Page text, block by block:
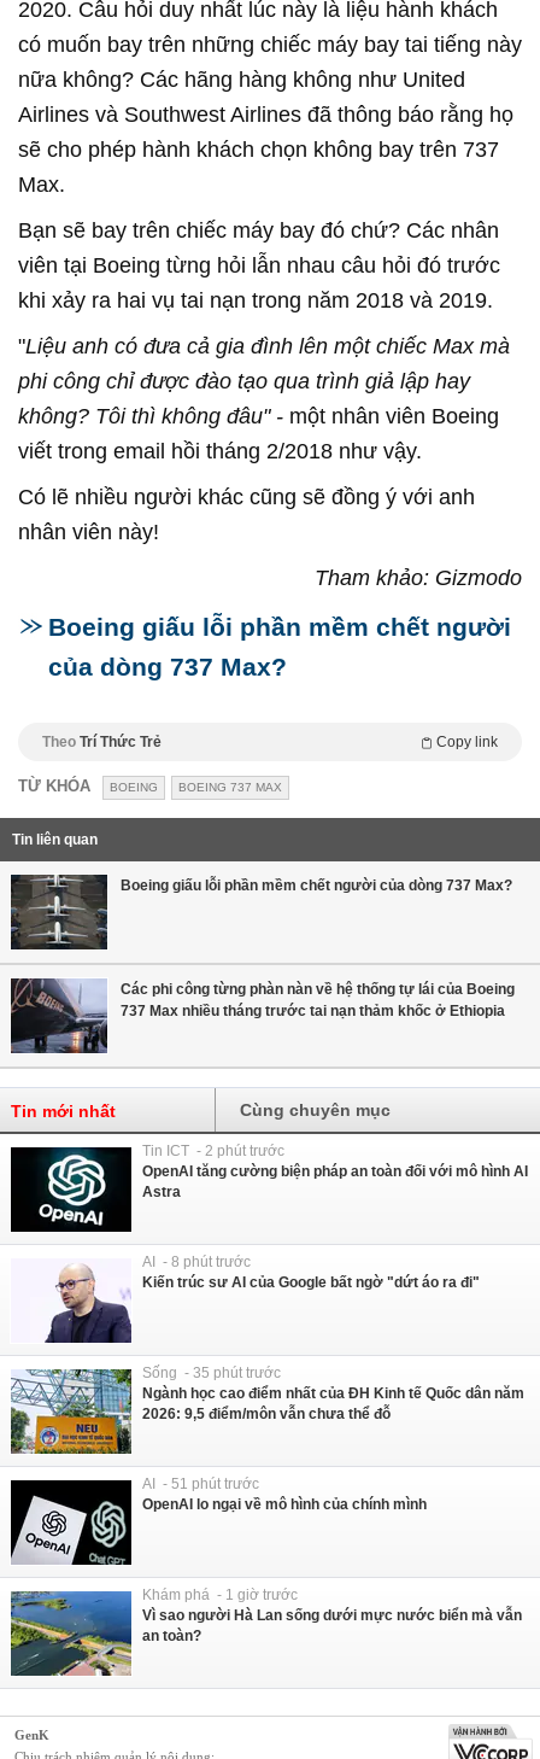
2020. Câu hỏi duy nhất lúc này là liệu hành khách
có muốn bay trên những chiếc máy bay tai tiếng này
nữa không? Các hãng hàng không như United
Airlines và Southwest Airlines đã thông báo rằng họ
sẽ cho phép hành khách chọn không bay trên 737
Max.
Bạn sẽ bay trên chiếc máy bay đó chứ? Các nhân
viên tại Boeing từng hỏi lẫn nhau câu hỏi đó trước
khi xảy ra hai vụ tai nạn trong năm 2018 và 2019.
"Liệu anh có đưa cả gia đình lên một chiếc Max mà
phi công chỉ được đào tạo qua trình giả lập hay
không? Tôi thì không đâu" - một nhân viên Boeing
viết trong email hồi tháng 2/2018 như vậy.
Có lẽ nhiều người khác cũng sẽ đồng ý với anh
nhân viên này!
Tham khảo: Gizmodo
Boeing giấu lỗi phần mềm chết người
của dòng 737 Max?
Theo Trí Thức Trẻ Copy link
TỪ KHÓA BOEING BOEING 737 MAX
Tin liên quan
Boeing giấu lỗi phần mềm chết người của dòng 737 Max?
Các phi công từng phàn nàn về hệ thống tự lái của Boeing
737 Max nhiều tháng trước tai nạn thảm khốc ở Ethiopia
Tin mới nhất Cùng chuyên mục
Tin ICT - 2 phút trước
OpenAI tăng cường biện pháp an toàn đối với mô hình AI
Astra
AI - 8 phút trước
Kiến trúc sư AI của Google bất ngờ "dứt áo ra đi"
Sống - 35 phút trước
Ngành học cao điểm nhất của ĐH Kinh tế Quốc dân năm
2026: 9,5 điểm/môn vẫn chưa thể đỗ
AI - 51 phút trước
OpenAI lo ngại về mô hình của chính mình
Khám phá - 1 giờ trước
Vì sao người Hà Lan sống dưới mực nước biển mà vẫn
an toàn?
GenK
Chịu trách nhiệm quản lý nội dung: